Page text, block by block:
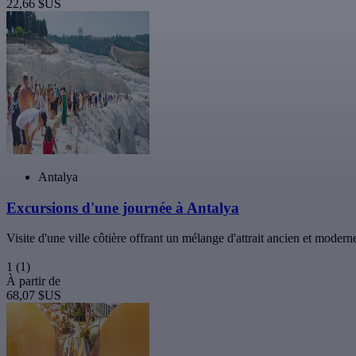
22,66 $US
Antalya
Excursions d'une journée à Antalya
Visite d'une ville côtière offrant un mélange d'attrait ancien et
1 (1)
À partir de
68,07 $US